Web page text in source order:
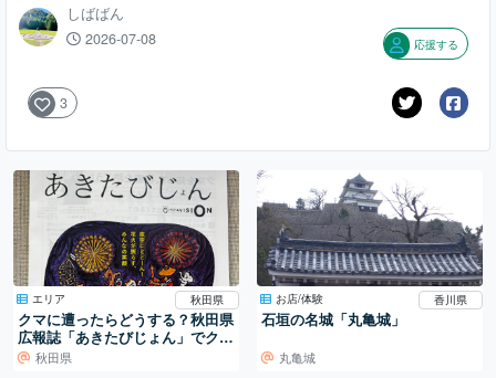
しばばん
2026-07-08 応援する
3
エリア 秋田県
クマに遭ったらどうする？秋田県
広報誌「あきたびじょん」でクマ
対策特集！
秋田県
お店/体験 香川県
石垣の名城「丸亀城」
丸亀城